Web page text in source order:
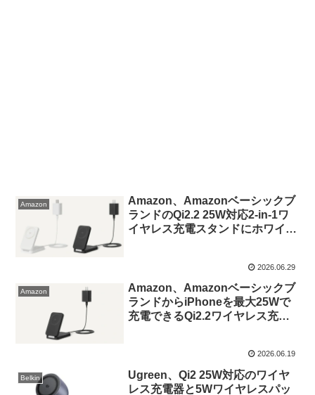
Amazon
Amazon、Amazonベーシックブ
ランドのQi2.2 25W対応2-in-1ワ
イヤレス充電スタンドにホワイト
2026.06.29
Amazon
Amazon、Amazonベーシックブ
ランドからiPhoneを最大25Wで
充電できるQi2.2ワイヤレス充電
イヤレス充電スタンドを発売。
2026.06.19
Belkin
Ugreen、Qi2 25W対応のワイヤ
レス充電器と5Wワイヤレスパッ